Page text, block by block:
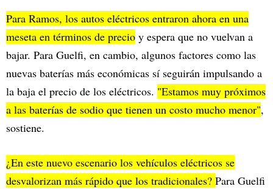
Para Ramos, los autos eléctricos entraron ahora en una
meseta en términos de precio y espera que no vuelvan a
bajar. Para Guelfi, en cambio, algunos factores como las
nuevas baterías más económicas sí seguirán impulsando a
la baja el precio de los eléctricos. "Estamos muy próximos
a las baterías de sodio que tienen un costo mucho menor",
sostiene.
¿En este nuevo escenario los vehículos eléctricos se
desvalorizan más rápido que los tradicionales? Para Guelfi